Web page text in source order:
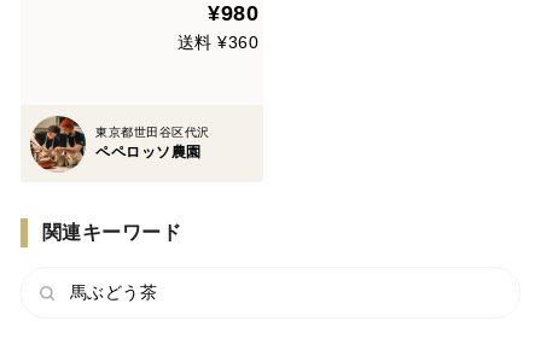
¥980
送料 ¥360
東京都世田谷区代沢
ペペロッソ農園
関連キーワード
馬ぶどう茶